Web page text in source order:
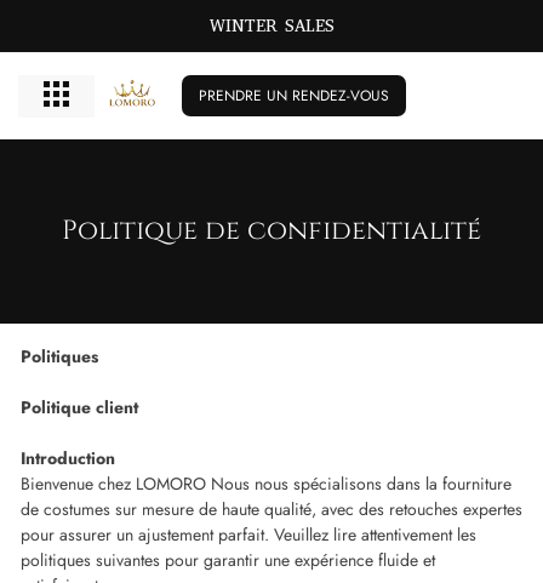
WINTER SALES
PRENDRE UN RENDEZ-VOUS
Politique de confidentialité
Politiques
Politique client
Introduction
Bienvenue chez LOMORO Nous nous spécialisons dans la fourniture
de costumes sur mesure de haute qualité, avec des retouches expertes
pour assurer un ajustement parfait. Veuillez lire attentivement les
politiques suivantes pour garantir une expérience fluide et